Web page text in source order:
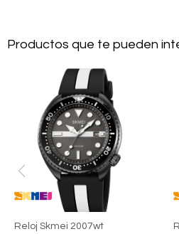
Productos que te pueden
Reloj Skmei 2007wt